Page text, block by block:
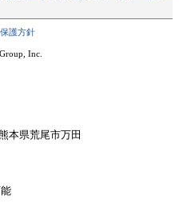
護方針
Inc.
本県荒尾市万田